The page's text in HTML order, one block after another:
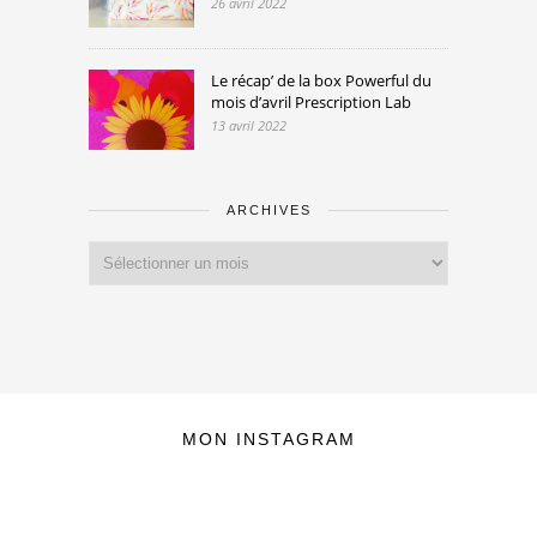
Le récap’ de la box Powerful du
mois d’avril Prescription Lab
13 avril 2022
ARCHIVES
MON INSTAGRAM